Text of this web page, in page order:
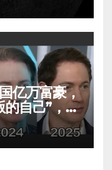
亿万富豪，
的自己”，真